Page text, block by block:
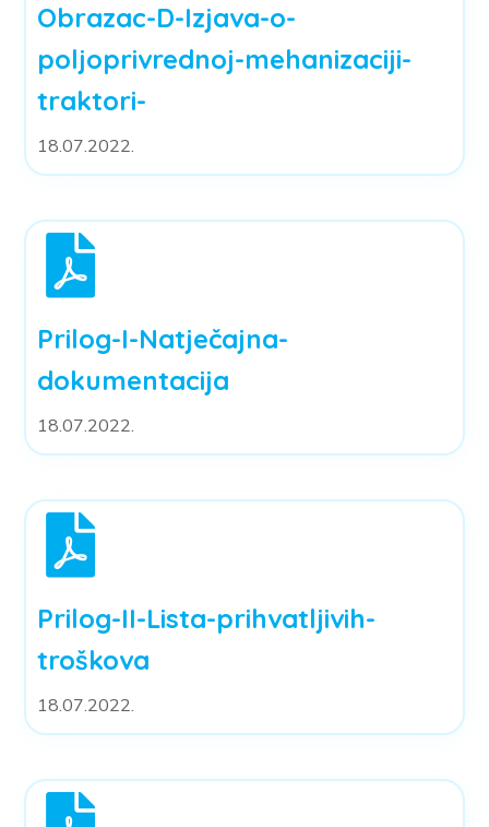
Obrazac-D-Izjava-o-
poljoprivrednoj-mehanizaciji-
traktori-
18.07.2022.
Prilog-I-Natječajna-
dokumentacija
18.07.2022.
Prilog-II-Lista-prihvatljivih-
troškova
18.07.2022.